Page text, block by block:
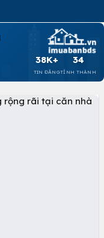
38K+
TIN ĐĂNG
34
TỈNH THÀNH